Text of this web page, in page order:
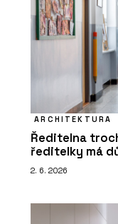
ARCHITEKTURA
Ředitelna
ředitelky má
2. 6. 2026